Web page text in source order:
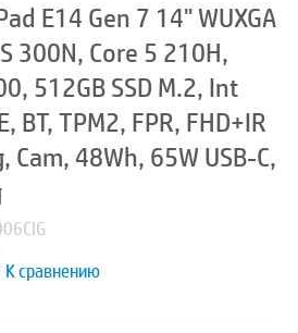
E14 Gen 7 14" WUXGA
300N, Core 5 210H,
512GB SSD M.2, Int
BT, TPM2, FPR, FHD+IR
Cam, 48Wh, 65W USB-C,
К сравнению